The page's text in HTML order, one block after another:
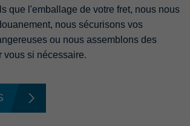
que l'emballage de votre fret, nous nous
nous sécurisons vos
ou nous assemblons des
vous si nécessaire.